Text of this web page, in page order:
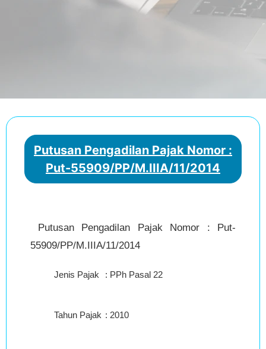
Putusan Pengadilan Pajak Nomor :
Put-55909/PP/M.IIIA/11/2014
Putusan Pengadilan Pajak Nomor : Put-
55909/PP/M.IIIA/11/2014
Jenis Pajak : PPh Pasal 22
Tahun Pajak : 2010